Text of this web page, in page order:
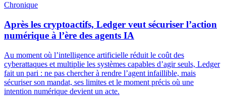
Chronique
Après les cryptoactifs, Ledger veut sécuriser l’action
numérique à l’ère des agents IA
Au moment où l’intelligence artificielle réduit le coût des
cyberattaques et multiplie les systèmes capables d’agir seuls, Ledger
fait un pari : ne pas chercher à rendre l’agent infaillible, mais
sécuriser son mandat, ses limites et le moment précis où une
intention numérique devient un acte.